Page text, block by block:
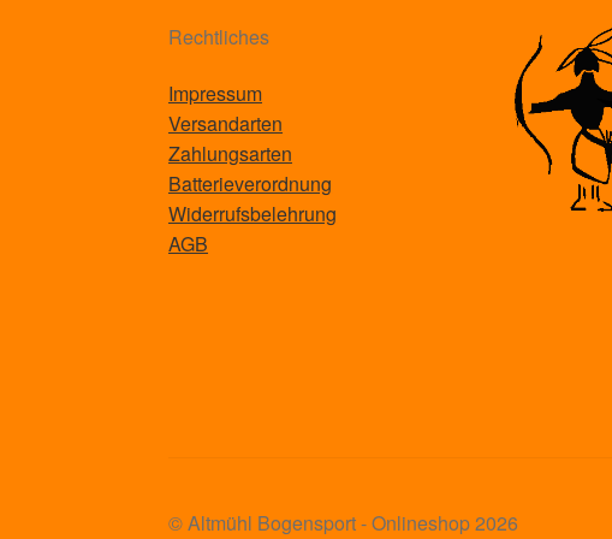
Rechtliches
Impressum
Versandarten
Zahlungsarten
Batterieverordnung
Widerrufsbelehrung
AGB
© Altmühl Bogensport - Onlineshop 2026